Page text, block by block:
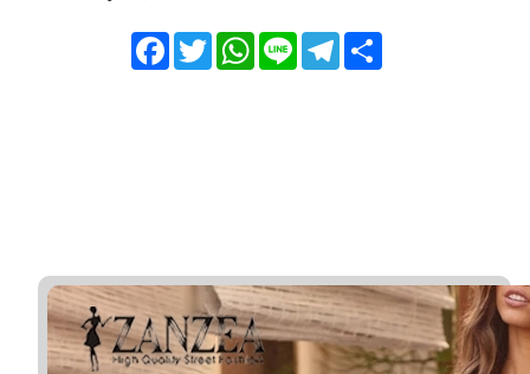
FacebookTwitterWhatsApp
Line Telegram